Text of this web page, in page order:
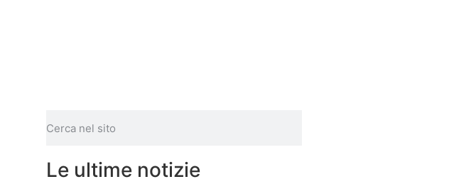
Le ultime notizie